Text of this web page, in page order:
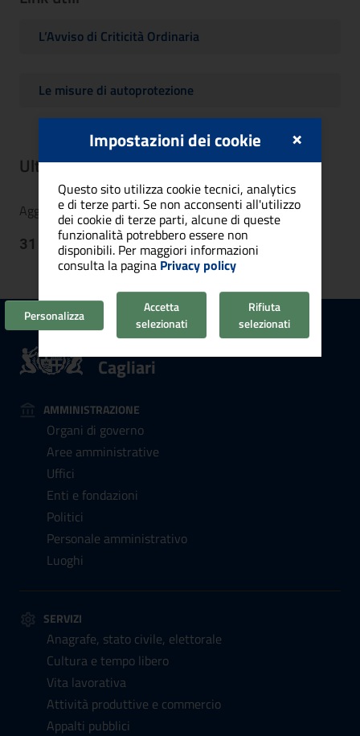
L’Avviso di Criticità Ordinaria
Le misure di autoprotezione
Ulteriori informazioni
Aggiornamento
31/01/2025, 15:29
Comune di
Cagliari
AMMINISTRAZIONE
Organi di governo
Aree amministrative
Uffici
Enti e fondazioni
Politici
Personale amministrativo
Luoghi
SERVIZI
Anagrafe, stato civile, elettorale
Cultura e tempo libero
Vita lavorativa
Attività produttive e commercio
Appalti pubblici
×
Impostazioni dei cookie
Questo sito utilizza cookie tecnici, analytics
e di terze parti. Se non acconsenti all'utilizzo
dei cookie di terze parti, alcune di queste
funzionalità potrebbero essere non
disponibili. Per maggiori informazioni
consulta la pagina Privacy policy
Personalizza
Accetta
selezionati
Rifiuta
selezionati